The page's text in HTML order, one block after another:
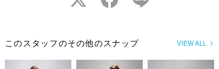
VIEW ALL
このスタッフのその他のスナップ